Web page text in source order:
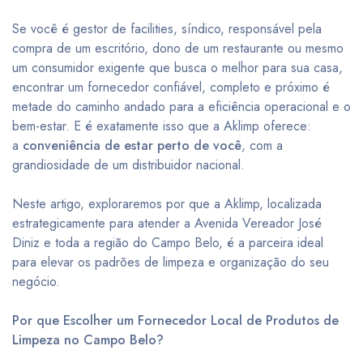
Se você é gestor de facilities, síndico, responsável pela
compra de um escritório, dono de um restaurante ou mesmo
um consumidor exigente que busca o melhor para sua casa,
encontrar um fornecedor confiável, completo e próximo é
metade do caminho andado para a eficiência operacional e o
bem-estar. E é exatamente isso que a Aklimp oferece:
a conveniência de estar perto de você, com a
grandiosidade de um distribuidor nacional.
Neste artigo, exploraremos por que a Aklimp, localizada
estrategicamente para atender a Avenida Vereador José
Diniz e toda a região do Campo Belo, é a parceira ideal
para elevar os padrões de limpeza e organização do seu
negócio.
Por que Escolher um Fornecedor Local de Produtos de
Limpeza no Campo Belo?